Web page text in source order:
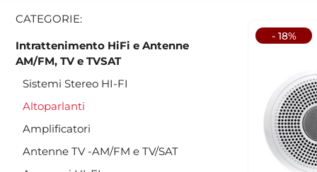
CATEGORIE:
Intrattenimento HiFi e Antenne
AM/FM, TV e TVSAT
Sistemi Stereo HI-FI
Altoparlanti
Amplificatori
Antenne TV -AM/FM e TV/SAT
- 18%